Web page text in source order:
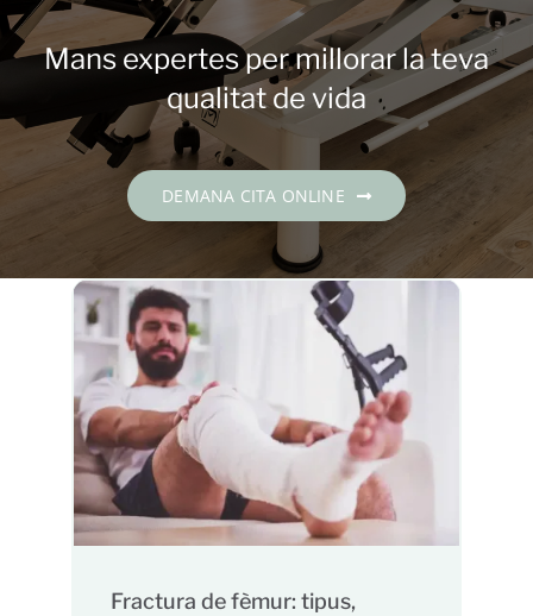
Contacte
Català
Mans expertes per millorar la teva
qualitat de vida
DEMANA CITA ONLINE
Fractura de fèmur: tipus,